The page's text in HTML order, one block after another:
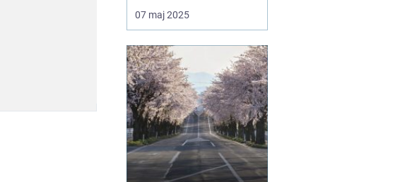
hvad enten det er
familier, vennegrupper,
foreninger. Når rejsen
skal være både praktisk,
komfortabel og
miljøven...
07 maj 2025